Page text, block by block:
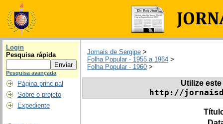
Login
Pesquisa rápida
Pesquisa avançada
Página principal
Sobre o projeto
Expediente
Jornais de Sergipe >
Folha Popular - 1955 a 1964 >
Folha Popular - 1960 >
Utilize
http://